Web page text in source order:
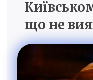
що не